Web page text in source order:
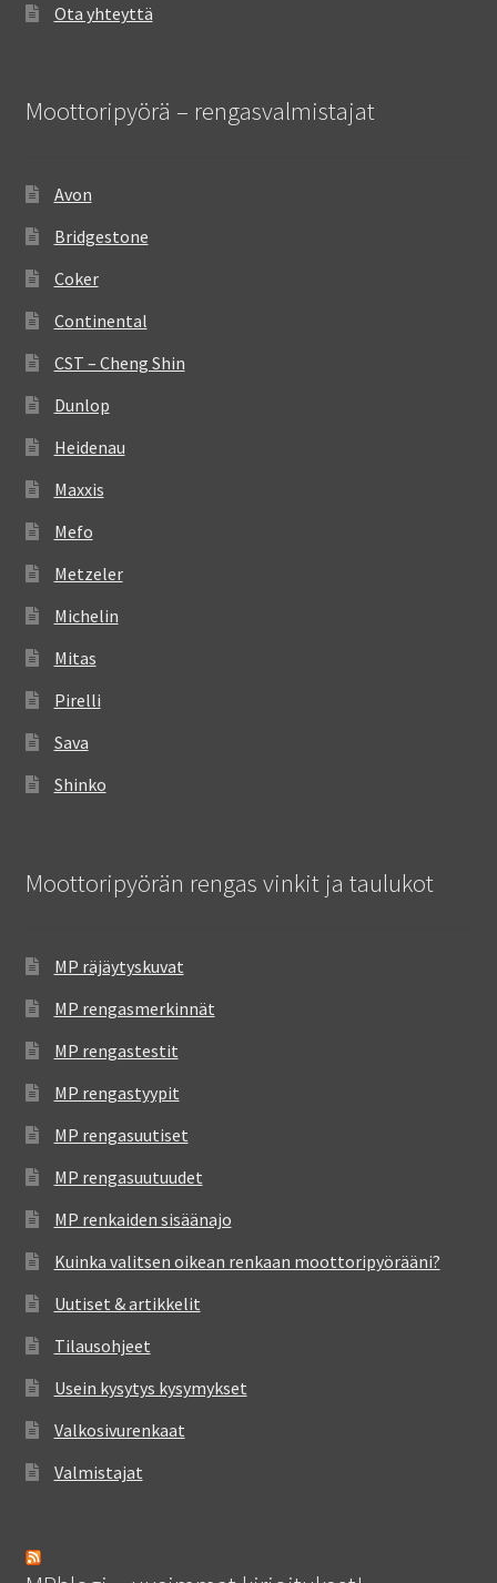
Ota yhteyttä
Moottoripyörä – rengasvalmistajat
Avon
Bridgestone
Coker
Continental
CST – Cheng Shin
Dunlop
Heidenau
Maxxis
Mefo
Metzeler
Michelin
Mitas
Pirelli
Sava
Shinko
Moottoripyörän rengas vinkit ja taulukot
MP räjäytyskuvat
MP rengasmerkinnät
MP rengastestit
MP rengastyypit
MP rengasuutiset
MP rengasuutuudet
MP renkaiden sisäänajo
Kuinka valitsen oikean renkaan moottoripyörääni?
Uutiset & artikkelit
Tilausohjeet
Usein kysytys kysymykset
Valkosivurenkaat
Valmistajat